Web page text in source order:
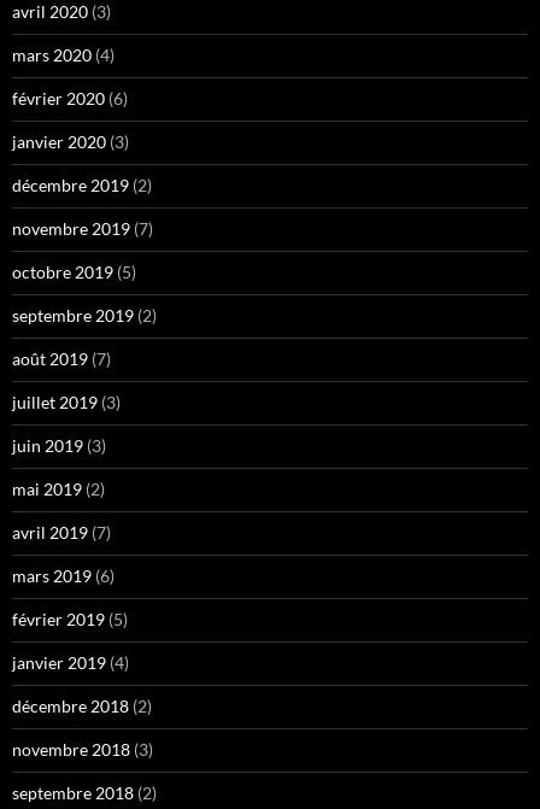
avril 2020 (3)
mars 2020 (4)
février 2020 (6)
janvier 2020 (3)
décembre 2019 (2)
novembre 2019 (7)
octobre 2019 (5)
septembre 2019 (2)
août 2019 (7)
juillet 2019 (3)
juin 2019 (3)
mai 2019 (2)
avril 2019 (7)
mars 2019 (6)
février 2019 (5)
janvier 2019 (4)
décembre 2018 (2)
novembre 2018 (3)
septembre 2018 (2)